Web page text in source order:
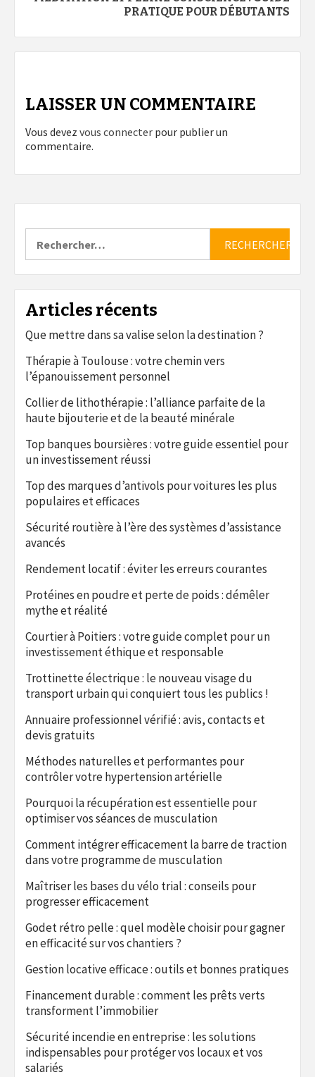
PRATIQUE POUR DÉBUTANTS
LAISSER UN COMMENTAIRE
Vous devez vous connecter pour publier un
commentaire.
Articles récents
Que mettre dans sa valise selon la destination ?
Thérapie à Toulouse : votre chemin vers
l’épanouissement personnel
Collier de lithothérapie : l’alliance parfaite de la
haute bijouterie et de la beauté minérale
Top banques boursières : votre guide essentiel pour
un investissement réussi
Top des marques d’antivols pour voitures les plus
populaires et efficaces
Sécurité routière à l’ère des systèmes d’assistance
avancés
Rendement locatif : éviter les erreurs courantes
Protéines en poudre et perte de poids : démêler
mythe et réalité
Courtier à Poitiers : votre guide complet pour un
investissement éthique et responsable
Trottinette électrique : le nouveau visage du
transport urbain qui conquiert tous les publics !
Annuaire professionnel vérifié : avis, contacts et
devis gratuits
Méthodes naturelles et performantes pour
contrôler votre hypertension artérielle
Pourquoi la récupération est essentielle pour
optimiser vos séances de musculation
Comment intégrer efficacement la barre de traction
dans votre programme de musculation
Maîtriser les bases du vélo trial : conseils pour
progresser efficacement
Godet rétro pelle : quel modèle choisir pour gagner
en efficacité sur vos chantiers ?
Gestion locative efficace : outils et bonnes pratiques
Financement durable : comment les prêts verts
transforment l’immobilier
Sécurité incendie en entreprise : les solutions
indispensables pour protéger vos locaux et vos
salariés